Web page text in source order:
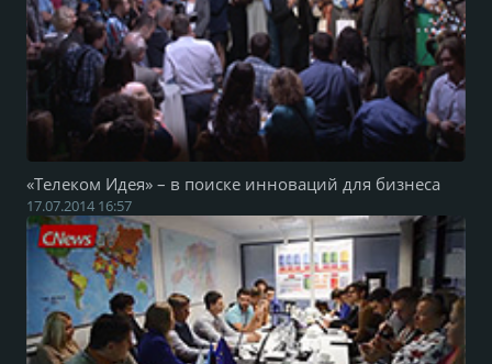
«Телеком Идея» – в поиске инноваций для бизнеса
17.07.2014 16:57